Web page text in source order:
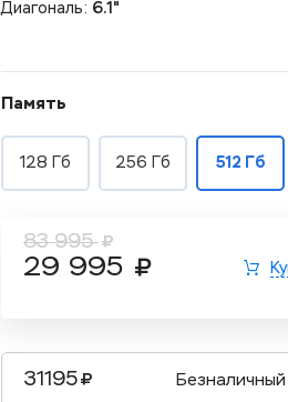
Диагональ: 6.1"
Память
128 Гб 256 Гб 512 Гб
29 995
83 995
31195